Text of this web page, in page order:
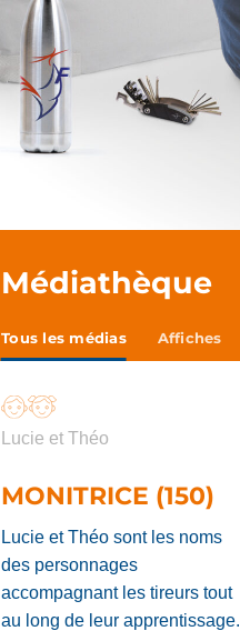
Médiathèque
Tous les médias Affiches
Lucie et Théo
MONITRICE (150)
Lucie et Théo sont les noms
des personnages
accompagnant les tireurs tout
au long de leur apprentissage.